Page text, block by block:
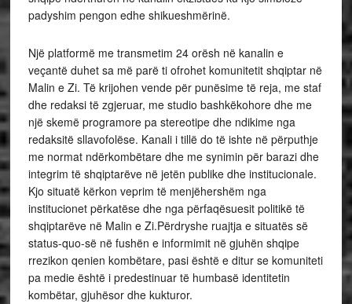
padyshim pengon edhe shikueshmërinë.
Një platformë me transmetim 24 orësh në kanalin e
veçantë duhet sa më parë ti ofrohet komunitetit shqiptar në
Malin e Zi. Të krijohen vende për punësime të reja, me staf
dhe redaksi të zgjeruar, me studio bashkëkohore dhe me
një skemë programore pa stereotipe dhe ndikime nga
redaksitë sllavofolëse. Kanali i tillë do të ishte në përputhje
me normat ndërkombëtare dhe me synimin për barazi dhe
integrim të shqiptarëve në jetën publike dhe institucionale.
Kjo situatë kërkon veprim të menjëhershëm nga
institucionet përkatëse dhe nga përfaqësuesit politikë të
shqiptarëve në Malin e Zi.Përdryshe ruajtja e situatës së
status-quo-së në fushën e informimit në gjuhën shqipe
rrezikon qenien kombëtare, pasi është e ditur se komuniteti
pa medie është i predestinuar të humbasë identitetin
kombëtar, gjuhësor dhe kukturor.